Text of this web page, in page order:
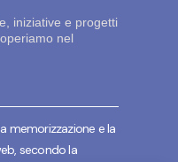
iniziative e progetti
nel
memorizzazione e la
secondo la